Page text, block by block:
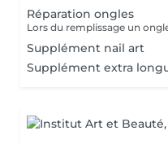
Réparation ongles
Supplément nail art
Supplément extra